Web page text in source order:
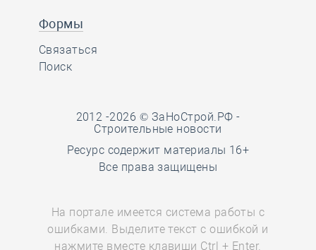
Формы
Связаться
Поиск
2012 -2026 © ЗаНоСтрой.РФ -
Строительные новости
Ресурс содержит материалы 16+
Все права защищены
На портале имеется система работы с
ошибками. Выделите текст с ошибкой и
нажмите вместе клавиши Ctrl + Enter.